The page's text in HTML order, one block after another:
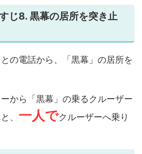
じ8. 黒幕の居所を突き止
の電話から、「黒幕」の居所を
から「黒幕」の乗るクルーザー
、 一人でクルーザーへ乗り